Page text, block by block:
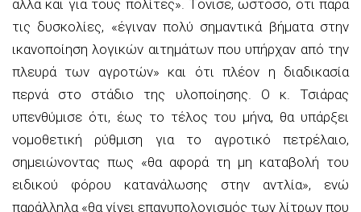
αλλά και για τους πολίτες». Τόνισε, ωστόσο, ότι παρά
τις δυσκολίες, «έγιναν πολύ σημαντικά βήματα στην
ικανοποίηση λογικών αιτημάτων που υπήρχαν από την
πλευρά των αγροτών» και ότι πλέον η διαδικασία
περνά στο στάδιο της υλοποίησης. Ο κ. Τσιάρας
υπενθύμισε ότι, έως το τέλος του μήνα, θα υπάρξει
νομοθετική ρύθμιση για το αγροτικό πετρέλαιο,
σημειώνοντας πως «θα αφορά τη μη καταβολή του
ειδικού φόρου κατανάλωσης στην αντλία», ενώ
παράλληλα «θα γίνει επανυπολογισμός των λίτρων που